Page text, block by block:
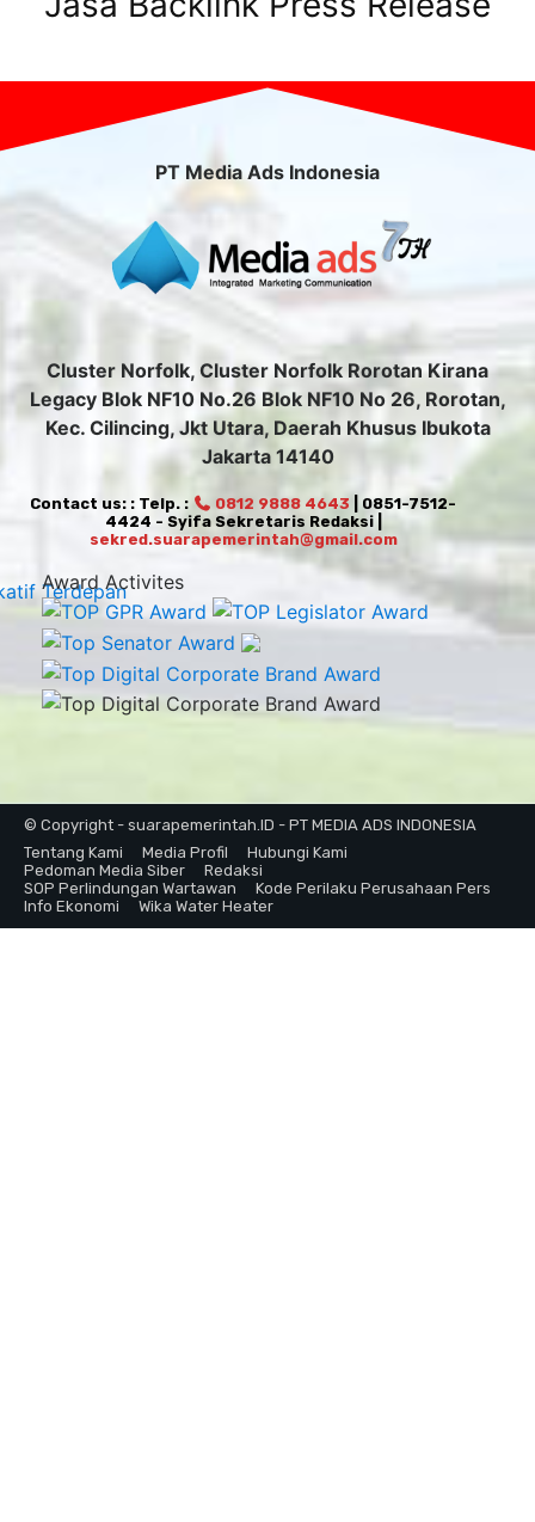
PT Media Ads Indonesia
Cluster Norfolk, Cluster Norfolk Rorotan Kirana
Legacy Blok NF10 No.26 Blok NF10 No 26, Rorotan,
Kec. Cilincing, Jkt Utara, Daerah Khusus Ibukota
Jakarta 14140
Contact us: : Telp. : 0812 9888 4643 | 0851-7512-
4424 - Syifa Sekretaris Redaksi |
sekred.suarapemerintah@gmail.com
Award Activites
© Copyright - suarapemerintah.ID - PT MEDIA ADS INDONESIA
Tentang Kami
Media Profil
Hubungi Kami
Pedoman Media Siber
Redaksi
SOP Perlindungan Wartawan
Kode Perilaku Perusahaan Pers
Info Ekonomi
Wika Water Heater